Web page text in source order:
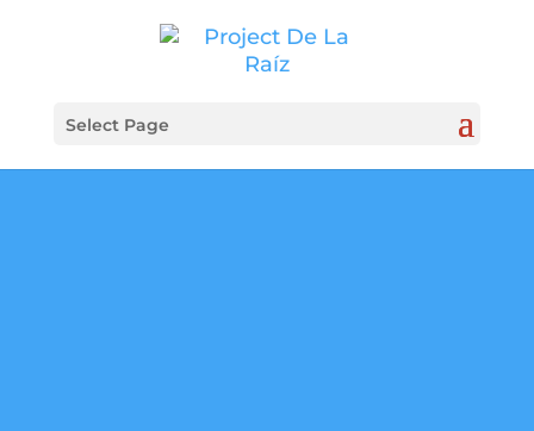
Select Page